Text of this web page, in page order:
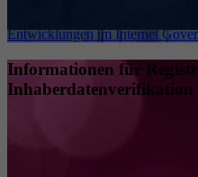
Entwicklungen im Internet
Informationen für
Inhaberdatenverifikation